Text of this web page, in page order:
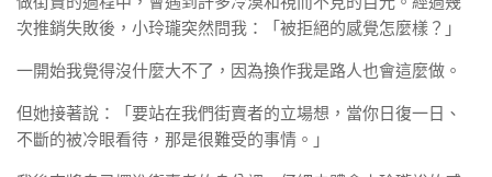
次推銷失敗後，小玲瓏突然問我：「被拒絕的感覺怎麼樣？」
一開始我覺得沒什麼大不了，因為換作我是路人也會這麼做。
但她接著說：「要站在我們街賣者的立場想，當你日復一日、
不斷的被冷眼看待，那是很難受的事情。」